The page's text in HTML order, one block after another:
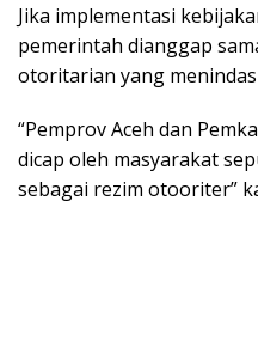
Jika implementasi
pemerintah dianggap
otoritarian yang
“Pemprov Aceh dan
dicap oleh masyarakat
sebagai rezim otooriter”